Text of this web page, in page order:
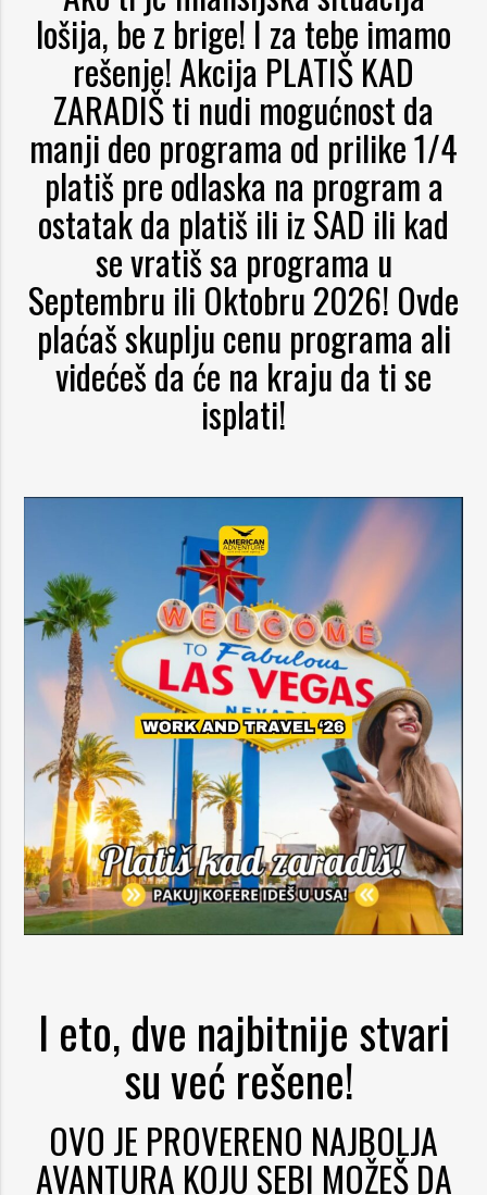
lošija, be z brige! I za tebe imamo
rešenje! Akcija PLATIŠ KAD
ZARADIŠ ti nudi mogućnost da
manji deo programa od prilike 1/4
platiš pre odlaska na program a
ostatak da platiš ili iz SAD ili kad
se vratiš sa programa u
Septembru ili Oktobru 2026! Ovde
plaćaš skuplju cenu programa ali
videćeš da će na kraju da ti se
isplati!
I eto, dve najbitnije stvari
su već rešene!
OVO JE PROVERENO NAJBOLJA
AVANTURA KOJU SEBI MOŽEŠ DA